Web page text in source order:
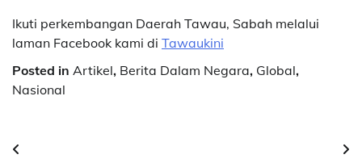
Ikuti perkembangan Daerah Tawau, Sabah melalui
laman Facebook kami di Tawaukini
Posted in Artikel, Berita Dalam Negara, Global,
Nasional
Post